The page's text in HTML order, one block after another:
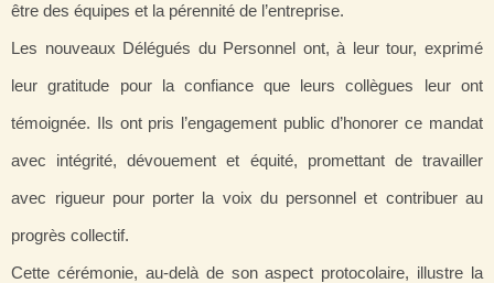
être des équipes et la pérennité de l’entreprise.
Les nouveaux Délégués du Personnel ont, à leur tour, exprimé
leur gratitude pour la confiance que leurs collègues leur ont
témoignée. Ils ont pris l’engagement public d’honorer ce mandat
avec intégrité, dévouement et équité, promettant de travailler
avec rigueur pour porter la voix du personnel et contribuer au
progrès collectif.
Cette cérémonie, au-delà de son aspect protocolaire, illustre la